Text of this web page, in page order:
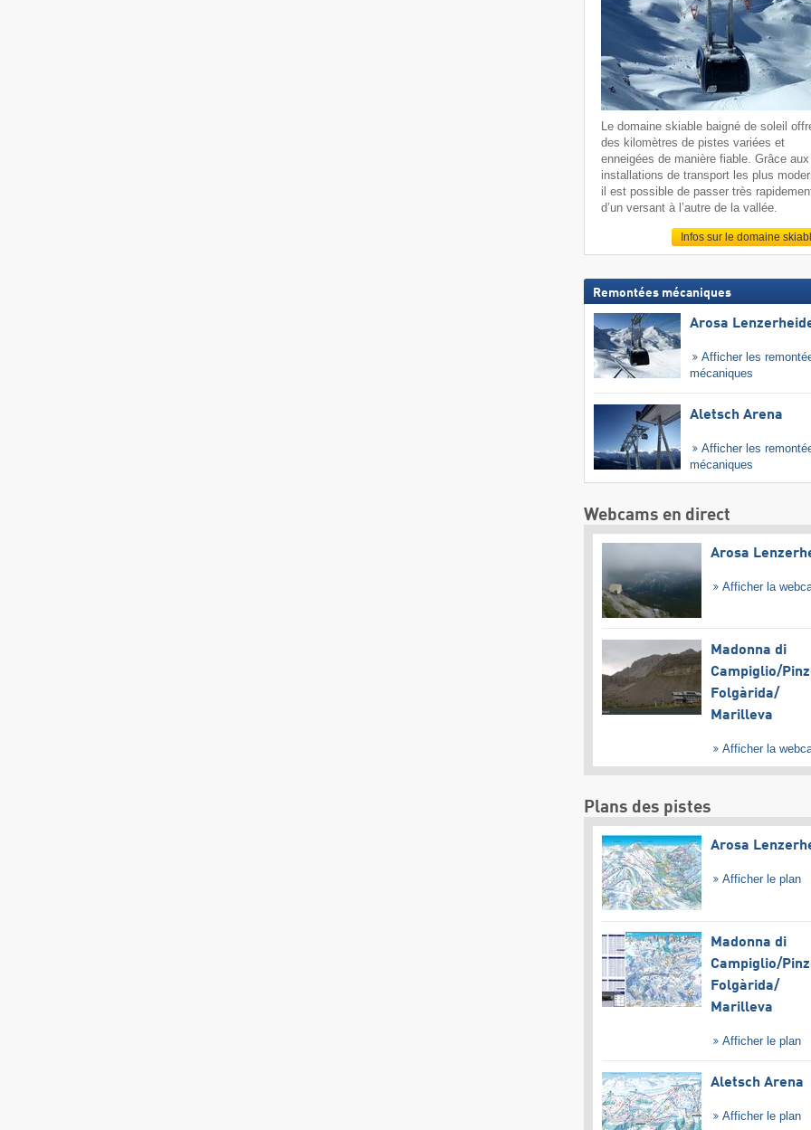
Le domaine skiable baigné de soleil
des kilomètres de pistes variées et
enneigées de manière fiable. Grâce aux
installations de transport les plus
il est possible de passer très
d’un versant à l’autre de la vallée.
Infos sur le domaine
Remontées mécaniques
Arosa
Afficher les
mécaniques
Aletsch Arena
Afficher les
mécaniques
Webcams en direct
Arosa
Afficher la
Madonna di
Campiglio/​
Folgàrida/​
Marilleva
Afficher la
Plans des pistes
Arosa
Afficher le plan
Madonna di
Campiglio/​
Folgàrida/​
Marilleva
Afficher le plan
Aletsch Arena
Afficher le plan